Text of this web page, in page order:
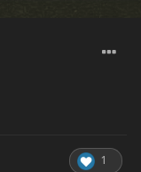
1